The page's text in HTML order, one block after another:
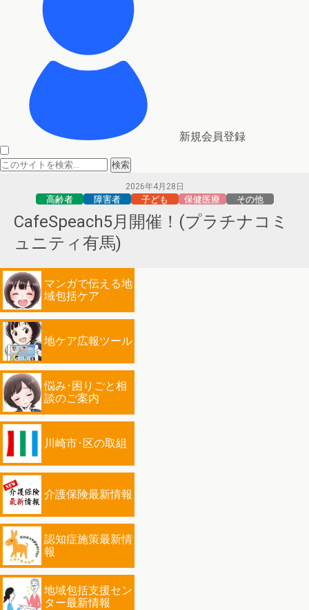
新規会員登録
2026年4月28日
高齢者 障害者 子ども 保健医療 その他
CafeSpeach5月開催！(プラチナコミ
ュニティ有馬)
マンガで伝える地
域包括ケア
地ケア広報ツール
悩み･困りごと相
談のご案内
川崎市･区の取組
介護保険最新情報
認知症施策最新情
報
地域包括支援セン
ター最新情報